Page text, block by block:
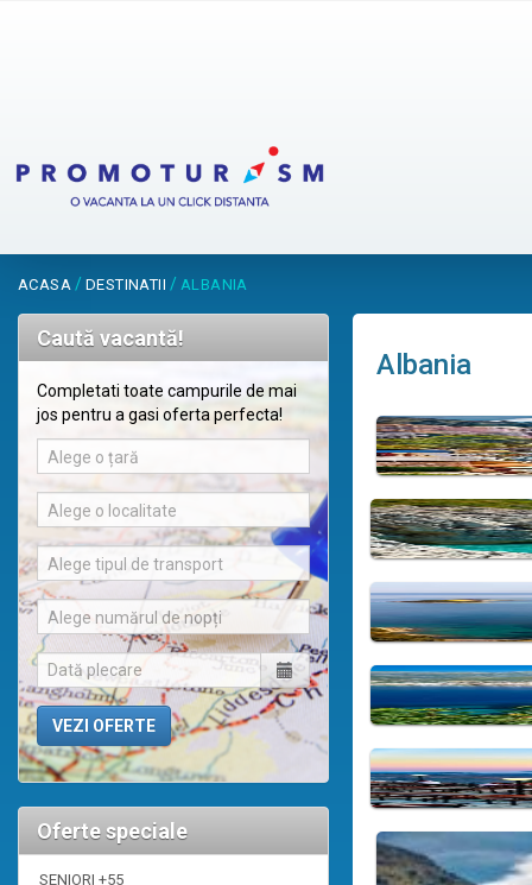
ACASA / DESTINATII / ALBANIA
Caută vacantă!
Completati toate campurile de mai
jos pentru a gasi oferta perfecta!
Alege o țară
Alege o localitate
Alege tipul de transport
Alege numărul de nopți
Oferte speciale
SENIORI +55
Albania